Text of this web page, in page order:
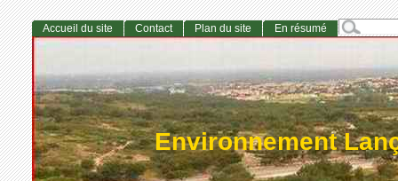
Environnement
Accueil du site Contact Plan du site En résumé